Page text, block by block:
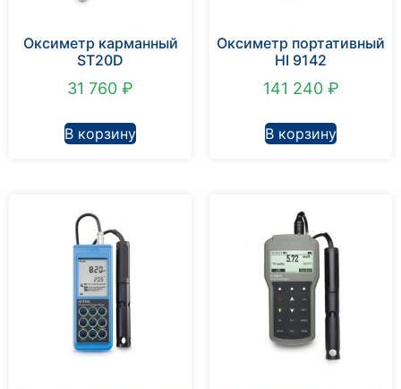
Оксиметр карманный
ST20D
31 760 ₽
В корзину
Оксиметр портативный
HI 9142
141 240 ₽
В корзину